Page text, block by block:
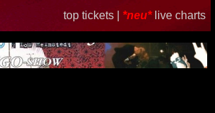
top tickets | *neu* live charts